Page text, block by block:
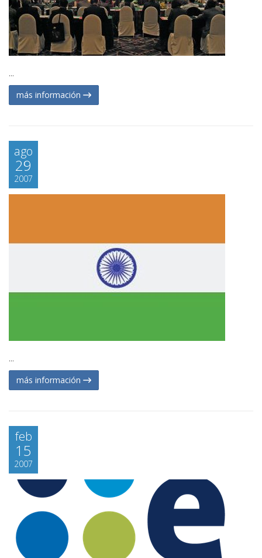
...
más información
ago
29
2007
...
más información
feb
15
2007